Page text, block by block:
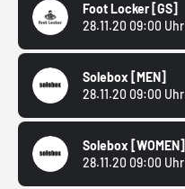
Foot Locker [GS]
28.11.20 09:00 Uhr
Solebox [MEN]
28.11.20 09:00 Uhr
Solebox [WOMEN]
28.11.20 09:00 Uhr